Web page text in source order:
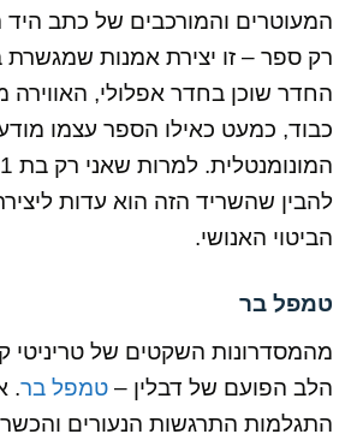
המעוטרים והמורכבים של כתב
רק ספר – זו יצירת אמנות שמגשרת
החדר שוכן בחדר אפלולי, האווירה
כבוד, כמעט כאילו הספר עצמו
להבין שהשריד הזה הוא עדות
הביטוי האנושי.
טמפל בר
מהמסדרונות השקטים של טריניטי
הלב הפועם של דבלין – טמפל בר.
התגלמות התרגשות הנעורים